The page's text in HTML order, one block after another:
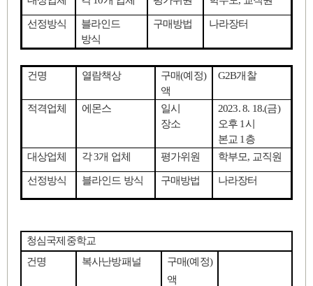
선정방식
블라인드
방식
구매방법 나라장터
건명 열람책상 구매(예정)
액
G2B개찰
적격업체 에몬스
일시
장소
2023. 8. 18.(금)
오후 1시
본교 1 층
대상업체
각3개 업체 평가위원 학부모, 교직원
선정방식 블라인드 방식 구매방법 나라장터
청심국제중학교
건명
복사난방패널 구매(예정)
액